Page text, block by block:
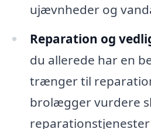
ujævnheder og
Reparation og
du allerede har en
trænger til
brolægger vurdere